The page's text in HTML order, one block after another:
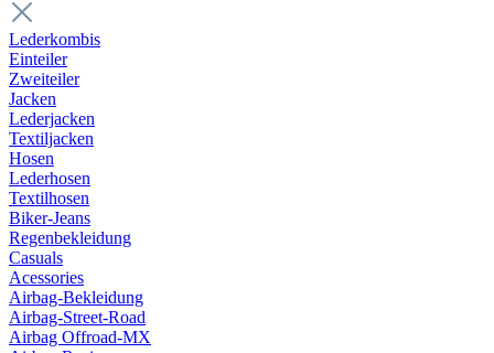
Lederkombis
Einteiler
Zweiteiler
Jacken
Lederjacken
Textiljacken
Hosen
Lederhosen
Textilhosen
Biker-Jeans
Regenbekleidung
Casuals
Acessories
Airbag-Bekleidung
Airbag-Street-Road
Airbag Offroad-MX